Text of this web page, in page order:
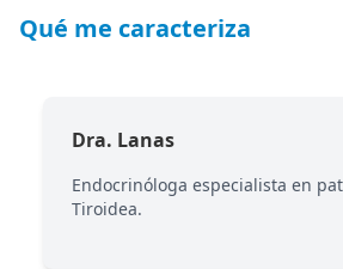
Qué me caracteriza
Dra. Lanas
Endocrinóloga especialista en
Tiroidea.